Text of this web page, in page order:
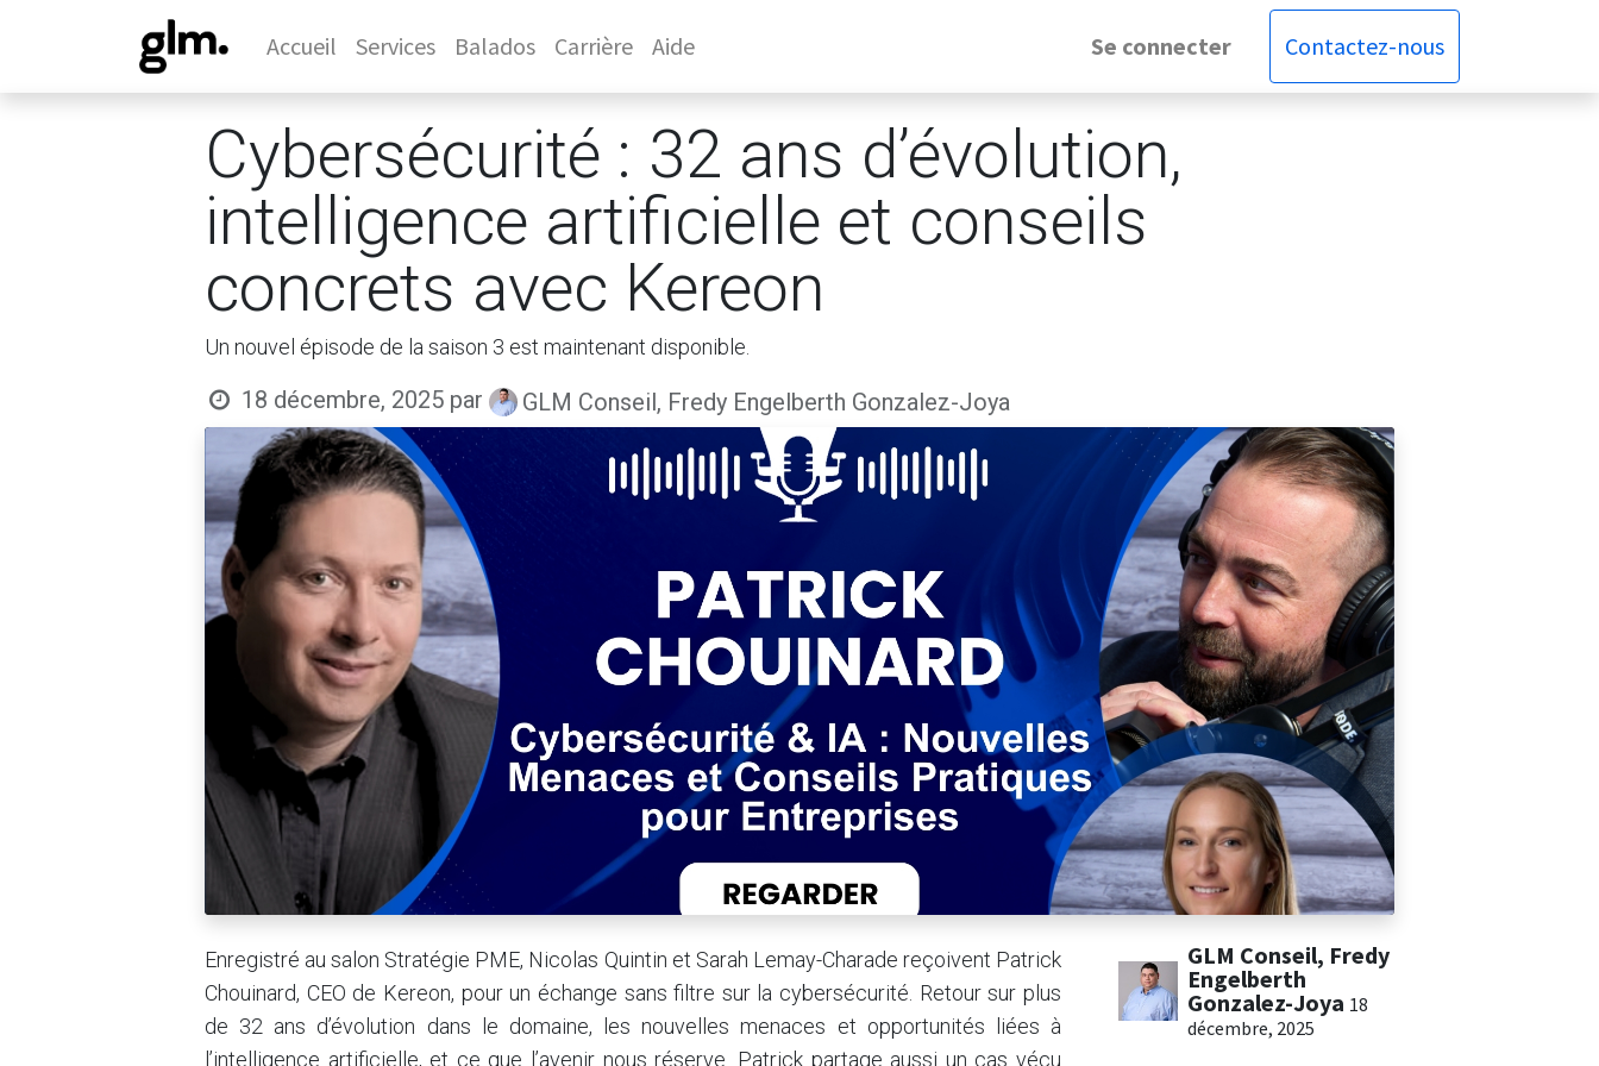
Accueil Services Balados Carrière Aide Se connecter Contactez-nous
Cybersécurité : 32 ans d’évolution,
intelligence artificielle et conseils
concrets avec Kereon
Un nouvel épisode de la saison 3 est maintenant disponible.
18 décembre, 2025 par GLM Conseil, Fredy Engelberth Gonzalez-Joya
Enregistré au salon Stratégie PME, Nicolas Quintin et Sarah Lemay-Charade reçoivent Patrick
Chouinard, CEO de Kereon, pour un échange sans filtre sur la cybersécurité. Retour sur plus
de 32 ans d’évolution dans le domaine, les nouvelles menaces et opportunités liées à
l’intelligence artificielle, et ce que l’avenir nous réserve. Patrick partage aussi un cas vécu
GLM Conseil, Fredy
Engelberth
Gonzalez-Joya 18
décembre, 2025